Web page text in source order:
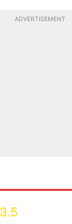
ADVERTISEMENT
3.5